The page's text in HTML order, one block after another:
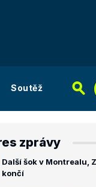
Soutěž
zprávy
Další šok v Montrealu,
končí